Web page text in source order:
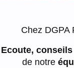
Chez DGPA
Ecoute,
de notre